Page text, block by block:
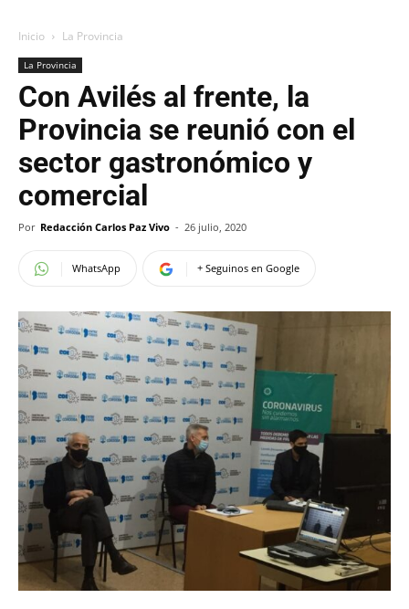
Inicio La Provincia
La Provincia
Con Avilés al frente, la
Provincia se reunió con el
sector gastronómico y
comercial
Por Redacción Carlos Paz Vivo - 26 julio, 2020
WhatsApp + Seguinos en Google